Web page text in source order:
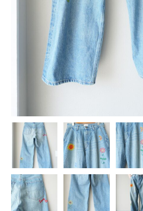
COTTON PAN【コットンパン】
crepuscule【クレプスキュール】
Denis&Anna【ドニ&アンナ】
DOEK【ドゥック】
HAAL【ハール】
HARROGATE【ハロゲイト】
INTERIM【インテリム】
ITTI【イッチ】
LUCKY SOCKS【ラッキーソックス】